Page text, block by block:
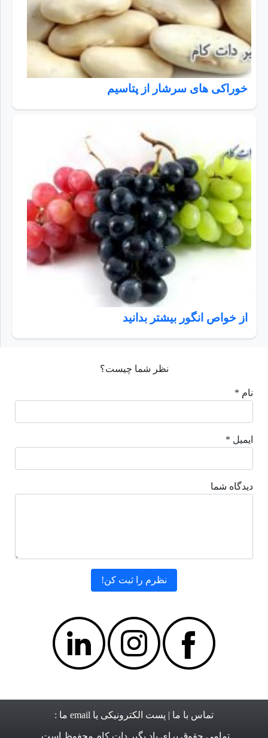
خوراکی های سرشار از پتاسیم
از خواص انگور بیشتر بدانید
نظر شما چیست؟
نام *
ایمیل *
دیدگاه شما
تماس با ما | پست الکترونیکی یا email ما :
تمامی حقوق برای یاد بگیر دات کام محفوظ است.